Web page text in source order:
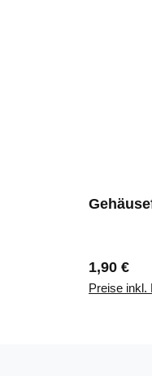
Regulärer
1,90 €
Preise inkl.